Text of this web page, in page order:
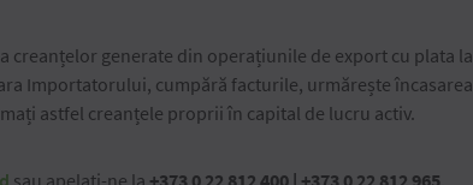
creanțelor generate din operațiunile de export cu plata la
Importatorului, cumpără facturile, urmărește încasarea
astfel creanțele proprii în capital de lucru activ.
sau apelați-ne la +373 0 22 812 400 | +373 0 22 812 965.